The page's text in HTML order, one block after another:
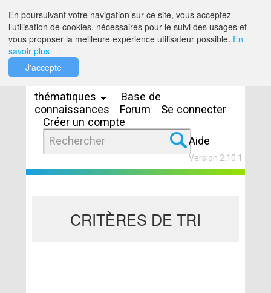
thématiques
Base de
connaissances
Forum
Se connecter
Créer un compte
Aide
Version 2.10.1
CRITÈRES DE TRI
En poursuivant votre navigation sur ce site, vous acceptez
l’utilisation de cookies, nécessaires pour le suivi des usages et
vous proposer la meilleure expérience utilisateur possible. En
savoir plus
J'accepte